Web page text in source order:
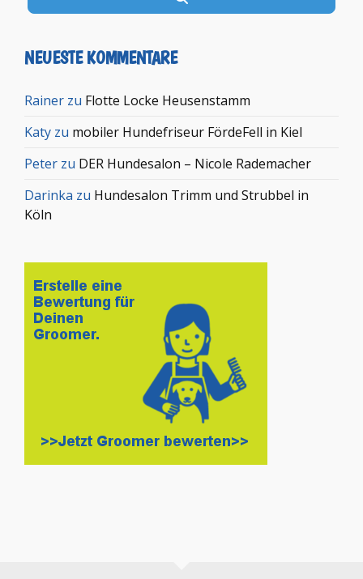
NEUESTE KOMMENTARE
Rainer zu Flotte Locke Heusenstamm
Katy zu mobiler Hundefriseur FördeFell in Kiel
Peter zu DER Hundesalon – Nicole Rademacher
Darinka zu Hundesalon Trimm und Strubbel in
Köln